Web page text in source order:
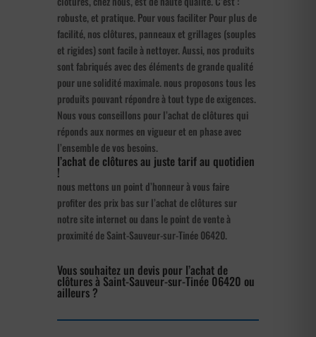
robuste, et pratique. Pour vous faciliter Pour plus de
facilité, nos clôtures, panneaux et grillages (souples
et rigides) sont facile à nettoyer. Aussi, nos produits
sont fabriqués avec des éléments de grande qualité
pour une solidité maximale. nous proposons tous les
produits pouvant répondre à tout type de exigences.
Nous vous conseillons pour l’achat de clôtures qui
réponds aux normes en vigueur et en phase avec
l’ensemble de vos besoins.
l’achat de clôtures au juste tarif au quotidien
!
nous mettons un point d’honneur à vous faire
profiter des prix bas sur l’achat de clôtures sur
notre site internet ou dans le point de vente à
proximité de Saint-Sauveur-sur-Tinée 06420.
Vous souhaitez un devis pour l’achat de
clôtures à Saint-Sauveur-sur-Tinée 06420 ou
ailleurs ?